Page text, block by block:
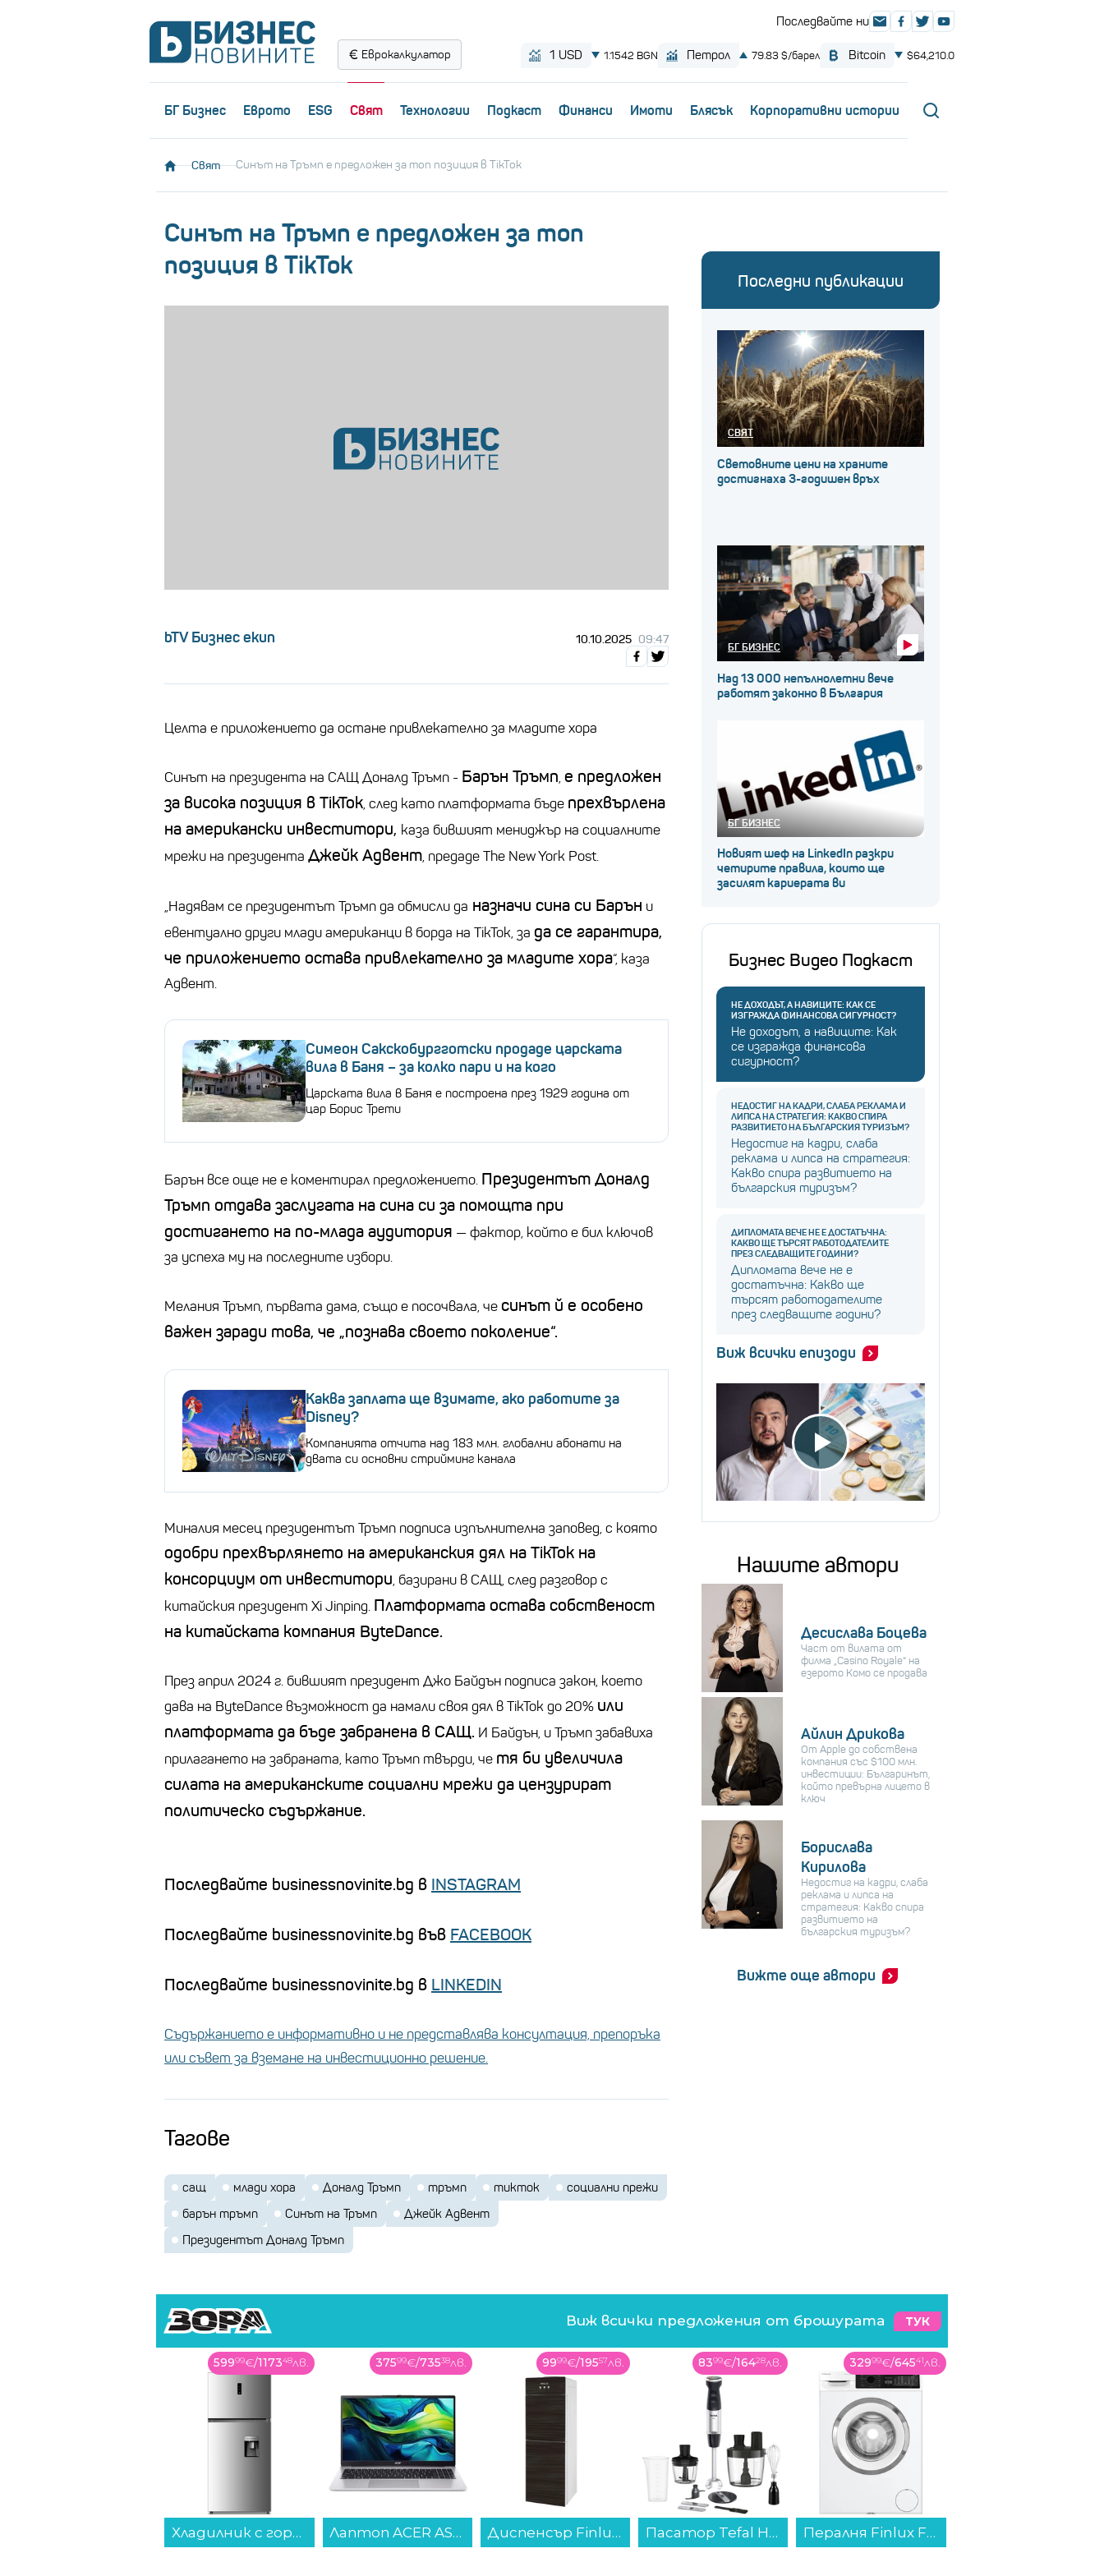
Еврокалкулатор
БГ Бизнес Еврото ESG Свят Технологии Пoдкаст Финанси Имоти Блясък Корпоративни истории
Свят Синът на Тръмп е предложен за топ позиция в TikTok
Синът на Тръмп е предложен за топ
позиция в TikTok
bTV Бизнес екип 10.10.2025 09:47
Целта е приложението да остане привлекателно за младите хора
Синът на президента на САЩ Доналд Тръмп - Барън Тръмп, е предложен
за висока позиция в TikTok, след като платформата бъде прехвърлена
на американски инвеститори, каза бившият мениджър на социалните
мрежи на президента Джейк Адвент, предаде The New York Post.
„Надявам се президентът Тръмп да обмисли да назначи сина си Барън и
евентуално други млади американци в борда на TikTok, за да се гарантира,
че приложението остава привлекателно за младите хора“, каза
Адвент.
Симеон Сакскобургготски продаде царската
вила в Баня – за колко пари и на кого
Царската вила в Баня е построена през 1929 година от
цар Борис Трети
Барън все още не е коментирал предложението. Президентът Доналд
Тръмп отдава заслугата на сина си за помощта при
достигането на по-млада аудитория — фактор, който е бил ключов
за успеха му на последните избори.
Мелания Тръмп, първата дама, също е посочвала, чесинът й е особено
важен заради това, че „познава своето поколение“.
Каква заплата ще взимате, ако работите за
Disney?
Компанията отчита над 183 млн. глобални абонати на
двата си основни стрийминг канала
Миналия месец президентът Тръмп подписа изпълнителна заповед, с която
одобри прехвърлянето на американския дял на TikTok на
консорциум от инвеститори, базирани в САЩ, след разговор с
китайския президент Xi Jinping. Платформата остава собственост
на китайската компания ByteDance.
През април 2024 г. бившият президент Джо Байдън подписа закон, което
дава на ByteDance възможност да намали своя дял в TikTok до 20% или
платформата да бъде забранена в САЩ. И Байдън, и Тръмп забавиха
прилагането на забраната, като Тръмп твърди, че тя би увеличила
силата на американските социални мрежи да цензурират
политическо съдържание.
Последвайте businessnovinite.bg в INSTAGRAM
Последвайте businessnovinite.bg във FACEBOOK
Последвайте businessnovinite.bg в LINKEDIN
Съдържанието е информативно и не представлява консултация, препоръка
или съвет за вземане на инвестиционно решение.
Тагове
сащ млади хора Доналд Тръмп тръмп тикток
социални прежи
барън тръмп
Синът на Тръмп
Джейк Адвент
Президентът Доналд Тръмп
Последни публикации
СВЯТ
Световните цени на храните
достигнаха 3-годишен връх
БГ БИЗНЕС
Над 13 000 непълнолетни вече
работят законно в България
БГ БИЗНЕС
Новият шеф на LinkedIn разкри
четирите правила, които ще
засилят кариерата ви
Бизнес Видео Подкаст
НЕ ДОХОДЪТ, А НАВИЦИТЕ: КАК СЕ
ИЗГРАЖДА ФИНАНСОВА СИГУРНОСТ?
Не доходът, а навиците: Как
се изгражда финансова
сигурност?
НЕДОСТИГ НА КАДРИ, СЛАБА РЕКЛАМА И
ЛИПСА НА СТРАТЕГИЯ: КАКВО СПИРА
РАЗВИТИЕТО НА БЪЛГАРСКИЯ ТУРИЗЪМ?
Недостиг на кадри, слаба
реклама и липса на стратегия:
Какво спира развитието на
българския туризъм?
ДИПЛОМАТА ВЕЧЕ НЕ Е ДОСТАТЪЧНА:
КАКВО ЩЕ ТЪРСЯТ РАБОТОДАТЕЛИТЕ
ПРЕЗ СЛЕДВАЩИТЕ ГОДИНИ?
Дипломата вече не е
достатъчна: Какво ще
търсят работодателите
през следващите години?
Виж всички епизоди
Нашите автори
Десислава Боцева
Част от вилата от
филма „Casino Royale“ на
езерото Комо се продава
Айлин Дрикова
От Apple до собствена
компания със $100 млн.
инвестиции: Българинът,
който превърна лицето в
ключ
Борислава
Кирилова
Недостиг на кадри, слаба
реклама и липса на
стратегия: Какво спира
развитието на
българския туризъм?
Вижте още автори
Виж всички предложения от брошурата ТУК
59999€/117348лв.
Хладилник с горна камера Crown CFN500WDX , 479 l, E , No Frost , Инокс...
37599€/73538лв.
Лаптоп ACER ASPIRE LITE 15 AL15-41P-R4NT NX.J98EX.00A , 15.60 , 16 , 512GB SSD , AMD Radeon Graphics , AMD Ryzen 3 5300U QUAD CORE , Без OS...
9999€/19557лв.
Диспенсър Finlux FWD-2044DG , 655 W...
8399€/16428лв.
Пасатор Tefal HB67G830 , 1000 W, 500/800...
32999€/64541лв.
Пералня Finlux FXN 1491T3A INV , 1400 об./мин., 9.00 kg, A , Бял...